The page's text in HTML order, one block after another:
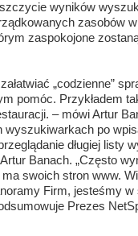
wyników
zasobów
zaspokojone
„codzienne”
pomóc. Przykładem
– mówi Artur
po
długiej listy
Banach. „Często
swoich stron www.
Firm, jesteśmy
Prezes